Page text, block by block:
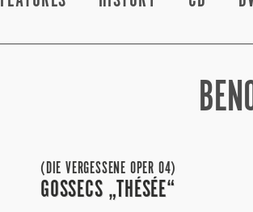
(DIE VERGESSENE OPER 04)
GOSSECS „THÉSÉE“